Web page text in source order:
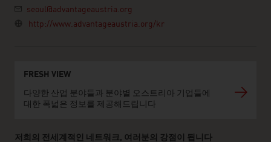
seoul@advantageaustria.org
http://www.advantageaustria.org/kr
FRESH VIEW
다양한 산업 분야들과 분야별 오스트리아 기업들에
대한 폭넓은 정보를 제공해드립니다
저희의 전세계적인 네트워크, 여러분의 강점이 됩니다